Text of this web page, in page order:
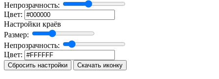
Непрозрачность:
Цвет:
Настройки краёв
Размер:
Непрозрачность:
Цвет:
Сбросить настройки Скачать иконку